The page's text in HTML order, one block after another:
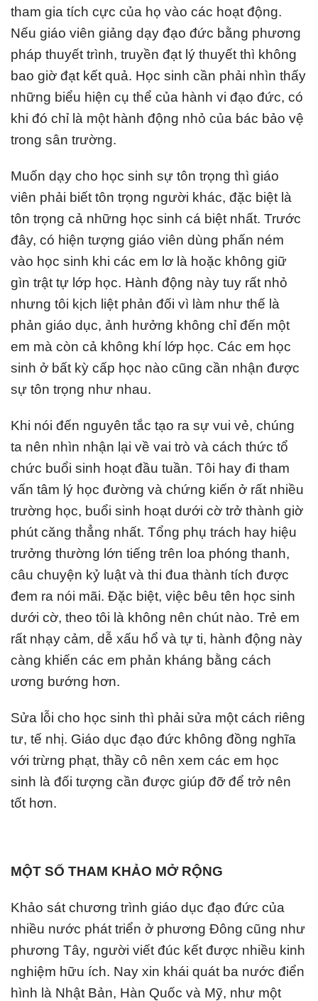
tham gia tích cực của họ vào các hoạt động.
Nếu giáo viên giảng dạy đạo đức bằng phương
pháp thuyết trình, truyền đạt lý thuyết thì không
bao giờ đạt kết quả. Học sinh cần phải nhìn thấy
những biểu hiện cụ thể của hành vi đạo đức, có
khi đó chỉ là một hành động nhỏ của bác bảo vệ
trong sân trường.
Muốn dạy cho học sinh sự tôn trọng thì giáo
viên phải biết tôn trọng người khác, đặc biệt là
tôn trọng cả những học sinh cá biệt nhất. Trước
đây, có hiện tượng giáo viên dùng phấn ném
vào học sinh khi các em lơ là hoặc không giữ
gìn trật tự lớp học. Hành động này tuy rất nhỏ
nhưng tôi kịch liệt phản đối vì làm như thế là
phản giáo dục, ảnh hưởng không chỉ đến một
em mà còn cả không khí lớp học. Các em học
sinh ở bất kỳ cấp học nào cũng cần nhận được
sự tôn trọng như nhau.
Khi nói đến nguyên tắc tạo ra sự vui vẻ, chúng
ta nên nhìn nhận lại về vai trò và cách thức tổ
chức buổi sinh hoạt đầu tuần. Tôi hay đi tham
vấn tâm lý học đường và chứng kiến ở rất nhiều
trường học, buổi sinh hoạt dưới cờ trở thành giờ
phút căng thẳng nhất. Tổng phụ trách hay hiệu
trưởng thường lớn tiếng trên loa phóng thanh,
câu chuyện kỷ luật và thi đua thành tích được
đem ra nói mãi. Đặc biệt, việc bêu tên học sinh
dưới cờ, theo tôi là không nên chút nào. Trẻ em
rất nhạy cảm, dễ xấu hổ và tự ti, hành động này
càng khiến các em phản kháng bằng cách
ương bướng hơn.
Sửa lỗi cho học sinh thì phải sửa một cách riêng
tư, tế nhị. Giáo dục đạo đức không đồng nghĩa
với trừng phạt, thầy cô nên xem các em học
sinh là đối tượng cần được giúp đỡ để trở nên
tốt hơn.
MỘT SỐ THAM KHẢO MỞ RỘNG
Khảo sát chương trình giáo dục đạo đức của
nhiều nước phát triển ở phương Đông cũng như
phương Tây, người viết đúc kết được nhiều kinh
nghiệm hữu ích. Nay xin khái quát ba nước điển
hình là Nhật Bản, Hàn Quốc và Mỹ, như một